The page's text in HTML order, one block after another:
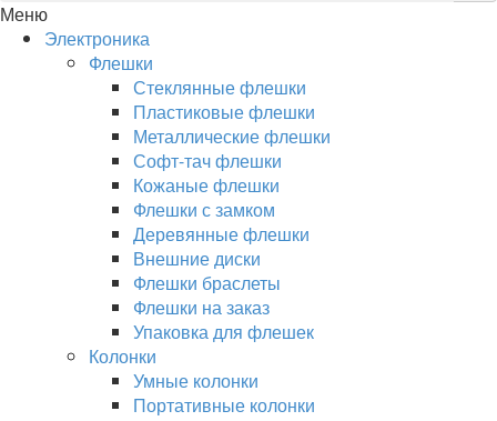
Меню
Электроника
Флешки
Стеклянные флешки
Пластиковые флешки
Металлические флешки
Софт-тач флешки
Кожаные флешки
Флешки с замком
Деревянные флешки
Внешние диски
Флешки браслеты
Флешки на заказ
Упаковка для флешек
Колонки
Умные колонки
Портативные колонки